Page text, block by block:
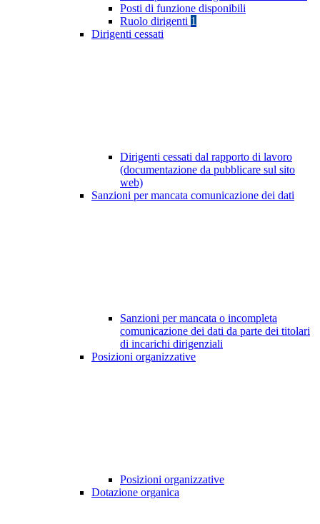
Posti di funzione disponibili
Ruolo dirigenti 1
Dirigenti cessati
Dirigenti cessati dal rapporto di lavoro
(documentazione da pubblicare sul sito
web)
Sanzioni per mancata comunicazione dei dati
Sanzioni per mancata o incompleta
comunicazione dei dati da parte dei titolari
di incarichi dirigenziali
Posizioni organizzative
Posizioni organizzative
Dotazione organica